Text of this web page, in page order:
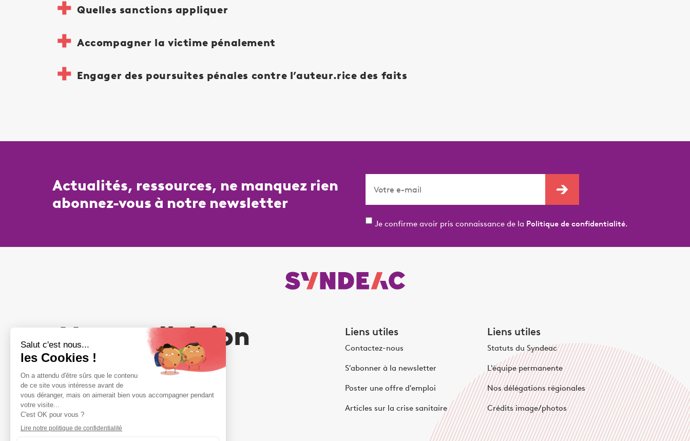
Quelles sanctions appliquer
Accompagner la victime pénalement
Engager des poursuites pénales contre l’auteur.rice des faits
Actualités, ressources, ne manquez rien
abonnez-vous à notre newsletter
Je confirme avoir pris connaissance de la Politique de confidentialité.
Votre adhésion
compte
NOUS REJOINDRE
Liens utiles
Contactez-nous
S'abonner à la newsletter
Poster une offre d'emploi
Articles sur la crise sanitaire
Liens utiles
Statuts du Syndeac
L'équipe permanente
Nos délégations régionales
Crédits image/photos